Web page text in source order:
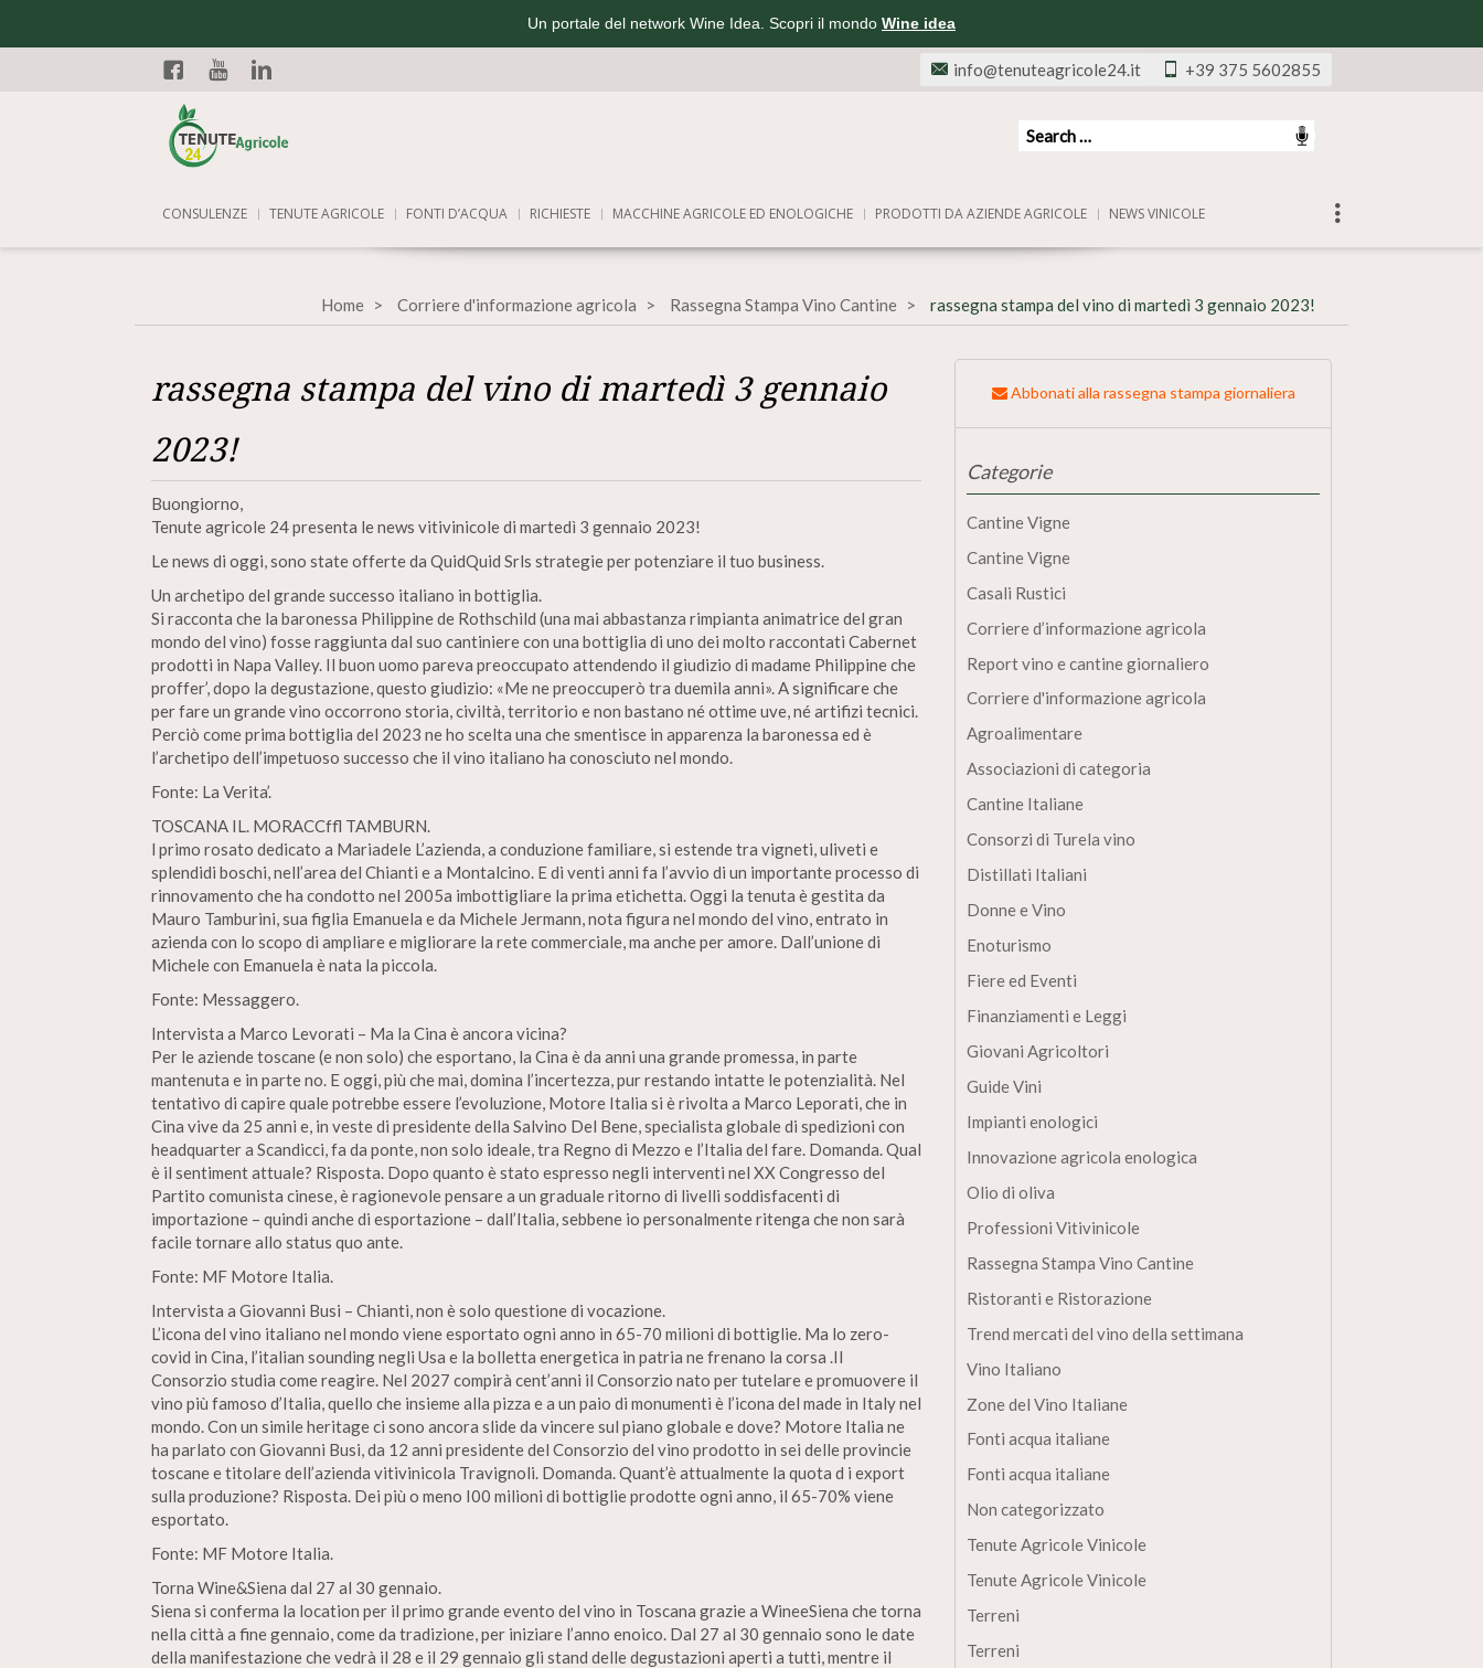
Un portale del network Wine Idea. Scopri il mondo Wine idea
Facebook
+39 375 5602855
info@tenuteagricole24.it
CONSULENZE TENUTE AGRICOLE FONTI D’ACQUA RICHIESTE MACCHINE AGRICOLE ED ENOLOGICHE PRODOTTI DA AZIENDE AGRICOLE NEWS VINICOLE
Home Corriere d'informazione agricola Rassegna Stampa Vino Cantine rassegna stampa del vino di martedì 3 gennaio 2023!
rassegna stampa del vino di martedì 3 gennaio
2023!
Buongiorno,
Tenute agricole 24 presenta le news vitivinicole di martedì 3 gennaio 2023!
Le news di oggi, sono state offerte da QuidQuid Srls strategie per potenziare il tuo business.
Un archetipo del grande successo italiano in bottiglia.
Si racconta che la baronessa Philippine de Rothschild (una mai abbastanza rimpianta animatrice del gran
mondo del vino) fosse raggiunta dal suo cantiniere con una bottiglia di uno dei molto raccontati Cabernet
prodotti in Napa Valley. Il buon uomo pareva preoccupato attendendo il giudizio di madame Philippine che
proffer’, dopo la degustazione, questo giudizio: «Me ne preoccuperò tra duemila anni». A significare che
per fare un grande vino occorrono storia, civiltà, territorio e non bastano né ottime uve, né artifizi tecnici.
Perciò come prima bottiglia del 2023 ne ho scelta una che smentisce in apparenza la baronessa ed è
l’archetipo dell’impetuoso successo che il vino italiano ha conosciuto nel mondo.
Fonte: La Verita’.
TOSCANA IL. MORACCffl TAMBURN.
l primo rosato dedicato a Mariadele L’azienda, a conduzione familiare, si estende tra vigneti, uliveti e
splendidi boschi, nell’area del Chianti e a Montalcino. E di venti anni fa l’avvio di un importante processo di
rinnovamento che ha condotto nel 2005a imbottigliare la prima etichetta. Oggi la tenuta è gestita da
Mauro Tamburini, sua figlia Emanuela e da Michele Jermann, nota figura nel mondo del vino, entrato in
azienda con lo scopo di ampliare e migliorare la rete commerciale, ma anche per amore. Dall’unione di
Michele con Emanuela è nata la piccola.
Fonte: Messaggero.
Intervista a Marco Levorati – Ma la Cina è ancora vicina?
Per le aziende toscane (e non solo) che esportano, la Cina è da anni una grande promessa, in parte
mantenuta e in parte no. E oggi, più che mai, domina l’incertezza, pur restando intatte le potenzialità. Nel
tentativo di capire quale potrebbe essere l’evoluzione, Motore Italia si è rivolta a Marco Leporati, che in
Cina vive da 25 anni e, in veste di presidente della Salvino Del Bene, specialista globale di spedizioni con
headquarter a Scandicci, fa da ponte, non solo ideale, tra Regno di Mezzo e l’Italia del fare. Domanda. Qual
è il sentiment attuale? Risposta. Dopo quanto è stato espresso negli interventi nel XX Congresso del
Partito comunista cinese, è ragionevole pensare a un graduale ritorno di livelli soddisfacenti di
importazione – quindi anche di esportazione – dall’Italia, sebbene io personalmente ritenga che non sarà
facile tornare allo status quo ante.
Fonte: MF Motore Italia.
Intervista a Giovanni Busi – Chianti, non è solo questione di vocazione.
L’icona del vino italiano nel mondo viene esportato ogni anno in 65-70 milioni di bottiglie. Ma lo zero-
covid in Cina, l’italian sounding negli Usa e la bolletta energetica in patria ne frenano la corsa .II
Consorzio studia come reagire. Nel 2027 compirà cent’anni il Consorzio nato per tutelare e promuovere il
vino più famoso d’Italia, quello che insieme alla pizza e a un paio di monumenti è l’icona del made in Italy nel
mondo. Con un simile heritage ci sono ancora slide da vincere sul piano globale e dove? Motore Italia ne
ha parlato con Giovanni Busi, da 12 anni presidente del Consorzio del vino prodotto in sei delle provincie
toscane e titolare dell’azienda vitivinicola Travignoli. Domanda. Quant’è attualmente la quota d i export
sulla produzione? Risposta. Dei più o meno I00 milioni di bottiglie prodotte ogni anno, il 65-70% viene
esportato.
Fonte: MF Motore Italia.
Torna Wine&Siena dal 27 al 30 gennaio.
Siena si conferma la location per il primo grande evento del vino in Toscana grazie a WineeSiena che torna
nella città a fine gennaio, come da tradizione, per iniziare l’anno enoico. Dal 27 al 30 gennaio sono le date
della manifestazione che vedrà il 28 e il 29 gennaio gli stand delle degustazioni aperti a tutti, mentre il
Abbonati alla rassegna stampa giornaliera
Categorie
Cantine Vigne
Cantine Vigne
Casali Rustici
Corriere d’informazione agricola
Report vino e cantine giornaliero
Corriere d'informazione agricola
Agroalimentare
Associazioni di categoria
Cantine Italiane
Consorzi di Turela vino
Distillati Italiani
Donne e Vino
Enoturismo
Fiere ed Eventi
Finanziamenti e Leggi
Giovani Agricoltori
Guide Vini
Impianti enologici
Innovazione agricola enologica
Olio di oliva
Professioni Vitivinicole
Rassegna Stampa Vino Cantine
Ristoranti e Ristorazione
Trend mercati del vino della settimana
Vino Italiano
Zone del Vino Italiane
Fonti acqua italiane
Fonti acqua italiane
Non categorizzato
Tenute Agricole Vinicole
Tenute Agricole Vinicole
Terreni
Terreni